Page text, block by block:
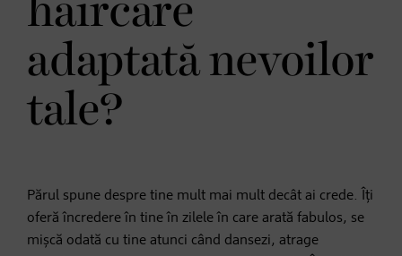
haircare
adaptată nevoilor
tale?
Părul spune despre tine mult mai mult decât ai crede. Îți
oferă încredere în tine în zilele în care arată fabulos, se
mișcă odată cu tine atunci când dansezi, atrage